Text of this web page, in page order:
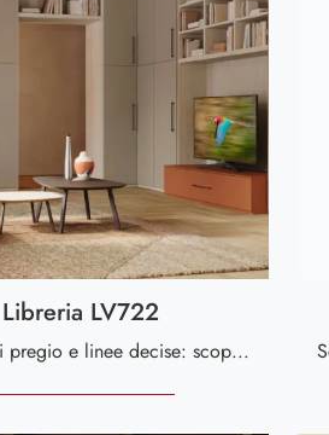
Libreria LV722
Materiali di pregio e linee decise: scopri la libreria Libreria LV722 di Giessegi tra le più esclusive Librerie moderne a muro.